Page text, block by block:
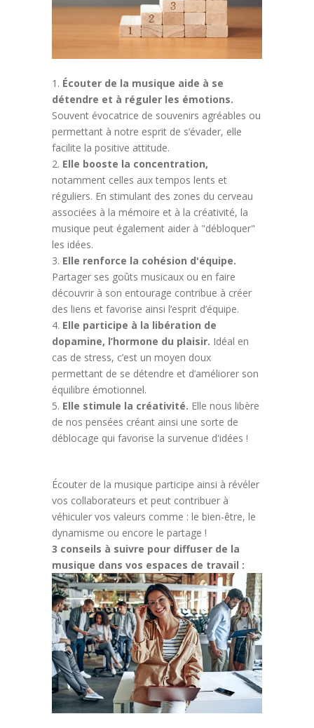
Écouter de la musique aide à se
détendre et à réguler les émotions.
Souvent évocatrice de souvenirs agréables ou
permettant à notre esprit de s’évader, elle
facilite la positive attitude.
Elle booste la concentration,
notamment celles aux tempos lents et
réguliers. En stimulant des zones du cerveau
associées à la mémoire et à la créativité, la
musique peut également aider à "débloquer"
les idées.
Elle renforce la cohésion d'équipe.
Partager ses goûts musicaux ou en faire
découvrir à son entourage contribue à créer
des liens et favorise ainsi l’esprit d’équipe.
Elle participe à la libération de
dopamine, l’hormone du plaisir. Idéal en
cas de stress, c’est un moyen doux
permettant de se détendre et d’améliorer son
équilibre émotionnel.
Elle stimule la créativité. Elle nous libère
de nos pensées créant ainsi une sorte de
déblocage qui favorise la survenue d'idées !
Écouter de la musique participe ainsi à révéler
vos collaborateurs et peut contribuer à
véhiculer vos valeurs comme : le bien-être, le
dynamisme ou encore le partage !
3 conseils à suivre pour diffuser de la
musique dans vos espaces de travail :